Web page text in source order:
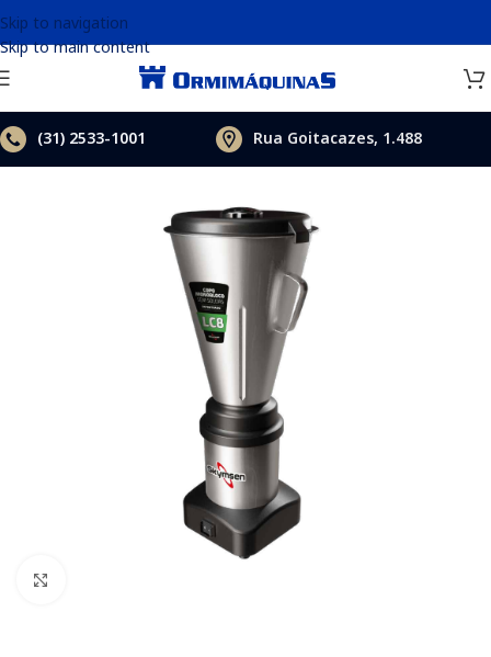
Skip to navigation
Skip to main content
(31) 2533-1001 Rua Goitacazes, 1.488